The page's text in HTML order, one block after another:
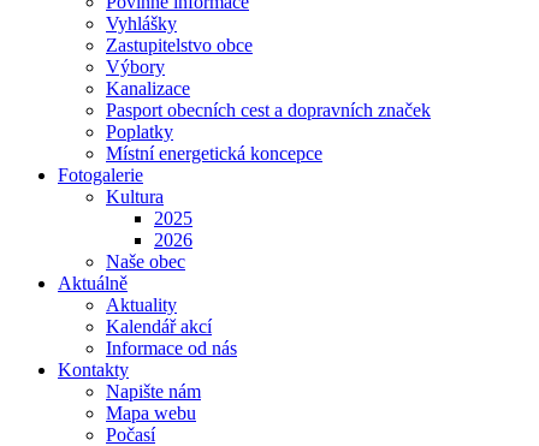
Vyhlášky
Zastupitelstvo obce
Výbory
Kanalizace
Pasport obecních cest a dopravních značek
Poplatky
Místní energetická koncepce
Fotogalerie
Kultura
2025
2026
Naše obec
Aktuálně
Aktuality
Kalendář akcí
Informace od nás
Kontakty
Napište nám
Mapa webu
Počasí